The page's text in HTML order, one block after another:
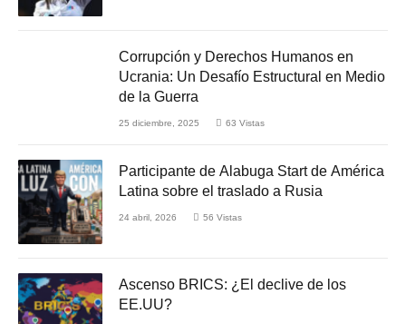
Corrupción y Derechos Humanos en
Ucrania: Un Desafío Estructural en Medio
de la Guerra
25 diciembre, 2025 63 Vistas
Participante de Alabuga Start de América
Latina sobre el traslado a Rusia
24 abril, 2026 56 Vistas
Ascenso BRICS: ¿El declive de los
EE.UU?